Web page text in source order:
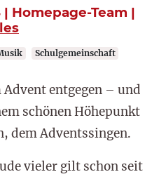
Homepage-Team |
Schulgemeinschaft
entgegen – und
schönen Höhepunkt
dem Adventssingen.
vieler gilt schon seit